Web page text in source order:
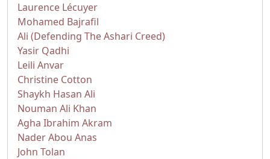
Laurence Lécuyer
Mohamed Bajrafil
Ali (Defending The Ashari Creed)
Yasir Qadhi
Leili Anvar
Christine Cotton
Shaykh Hasan Ali
Nouman Ali Khan
Agha Ibrahim Akram
Nader Abou Anas
John Tolan